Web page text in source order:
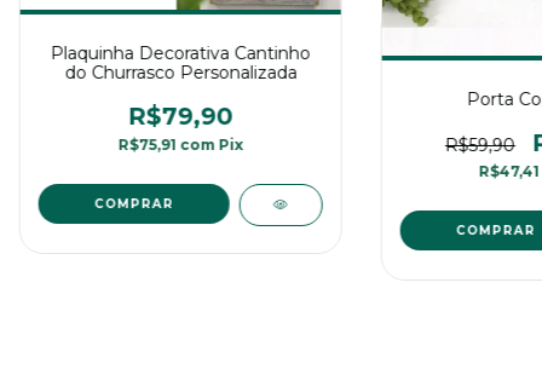
Plaquinha Decorativa Cantinho
do Churrasco Personalizada
R$79,90
R$75,91 com Pix
Porta
R$59,90
R$47,41